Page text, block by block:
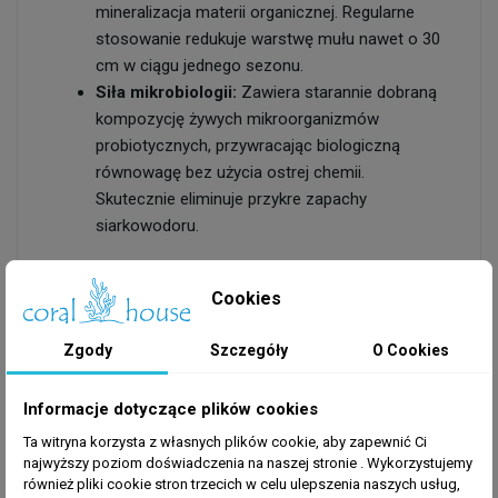
mineralizacja materii organicznej. Regularne
stosowanie redukuje warstwę mułu nawet o 30
cm w ciągu jednego sezonu.
Siła mikrobiologii: Zawiera starannie dobraną
kompozycję żywych mikroorganizmów
probiotycznych, przywracając biologiczną
równowagę bez użycia ostrej chemii.
Skutecznie eliminuje przykre zapachy
siarkowodoru.
2. Aquaforest Pond Quick Clear (1
Litr) – Błyskawiczna walka z
mętnością
Szybkie klarowanie koagulacyjne:
drobny pył i mikroskopijne zawiesiny w większe
"kłaczki", które filtr mechaniczny może bez
Cookies
Zgody Szczegóły O Cookies
Informacje dotyczące plików cookies
Ta witryna korzysta z własnych plików cookie, aby zapewnić Ci
najwyższy poziom doświadczenia na naszej stronie . Wykorzystujemy
również pliki cookie stron trzecich w celu ulepszenia naszych usług,